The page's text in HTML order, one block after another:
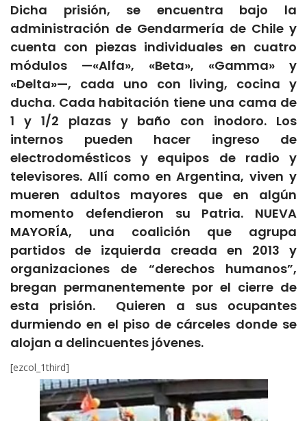
Dicha prisión, se encuentra bajo la
administración de Gendarmería de Chile y
cuenta con piezas individuales en cuatro
módulos —«Alfa», «Beta», «Gamma» y
«Delta»—, cada uno con living, cocina y
ducha. Cada habitación tiene una cama de
1 y 1/2 plazas y baño con inodoro. Los
internos pueden hacer ingreso de
electrodomésticos y equipos de radio y
televisores. Allí como en Argentina, viven y
mueren adultos mayores que en algún
momento defendieron su Patria. NUEVA
MAYORÍA, una coalición que agrupa
partidos de izquierda creada en 2013 y
organizaciones de “derechos humanos”,
bregan permanentemente por el cierre de
esta prisión. Quieren a sus ocupantes
durmiendo en el piso de cárceles donde se
alojan a delincuentes jóvenes.
[ezcol_1third]